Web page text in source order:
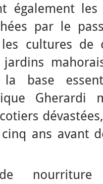
également les
par le
les cultures
base
Gherardi
ans avant
nourriture